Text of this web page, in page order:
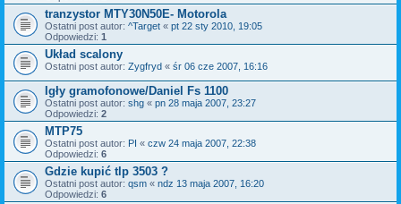
tranzystor MTY30N50E- Motorola
Ostatni post autor: ^Target « pt 22 sty 2010, 19:05
Odpowiedzi: 1
Układ scalony
Ostatni post autor: Zygfryd « śr 06 cze 2007, 16:16
Igły gramofonowe/Daniel Fs 1100
Ostatni post autor: shg « pn 28 maja 2007, 23:27
Odpowiedzi: 2
MTP75
Ostatni post autor: PI « czw 24 maja 2007, 22:38
Odpowiedzi: 6
Gdzie kupić tlp 3503 ?
Ostatni post autor: qsm « ndz 13 maja 2007, 16:20
Odpowiedzi: 6